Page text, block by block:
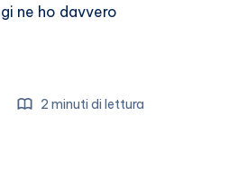
ne ho davvero
2 minuti di lettura